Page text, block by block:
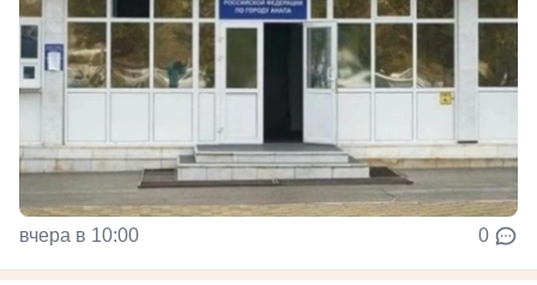
вчера в 10:00 0